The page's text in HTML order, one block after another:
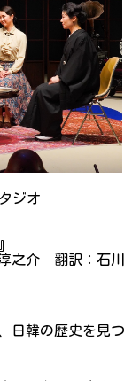
ジオ
之介 翻訳：石川
日韓の歴史を見つ